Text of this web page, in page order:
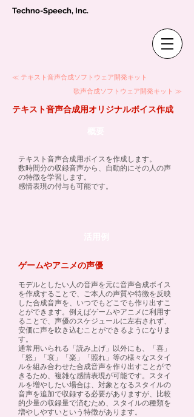
Techno-Speech, Inc.
≪ テキスト音声合成ソフトウェア開発キット
歌声合成ソフトウェア開発キット ≫
テキスト音声合成用オリジナルボイス作成
テキスト音声合成用ボイスを作成します。
数時間分の収録音声から、自動的にその人の声
の特徴を学習します。
感情表現の付与も可能です。
ゲームやアニメの声優
モデルとしたい人の音声を元に音声合成ボイス
を作成することで、ご本人の声質や特徴を反映
した合成音声を、いつでもどこでも作り出すこ
とができます。例えばゲームやアニメに利用す
ることで、声優のスケジュールに左右されず、
安価に声を吹き込むことができるようになりま
す。
通常用いられる「読み上げ」以外にも、「喜」
「怒」「哀」「楽」「照れ」等の様々なスタイ
ルを組み合わせた合成音声を作り出すことがで
きるため、複雑な感情表現が可能です。 スタイ
ルを増やしたい場合は、対象となるスタイルの
音声を追加で収録する必要がありますが、比較
的少量の収録量で済むため、スタイルの種類を
増やしやすいという特徴があります。